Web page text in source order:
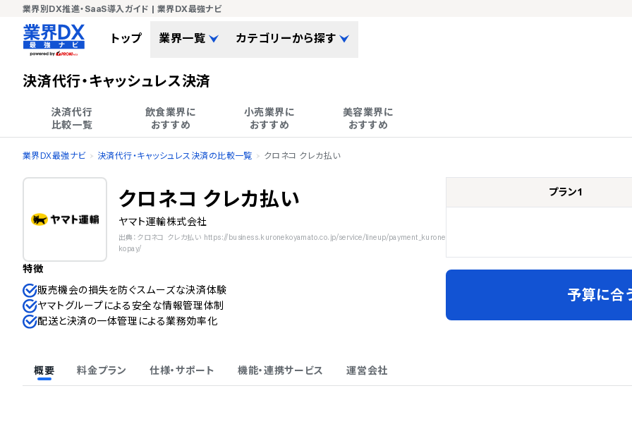
業界別DX推進・SaaS導入ガイド | 業界DX最強ナビ
トップ 業界一覧 カテゴリーから探す
決済代行・キャッシュレス決済
決済代行
比較一覧
飲食業界に
おすすめ
小売業界に
おすすめ
美容業界に
おすすめ
業界DX最強ナビ 決済代行・キャッシュレス決済の比較一覧 クロネコ クレカ払い
クロネコ クレカ払い
ヤマト運輸株式会社
出典：クロネコ クレカ払い https://business.kuronekoyamato.co.jp/service/lineup/payment_kurone
kopay/
特徴
販売機会の損失を防ぐスムーズな決済体験
ヤマトグループによる安全な情報管理体制
配送と決済の一体管理による業務効率化
プラン1
予算に合
概要 料金プラン 仕様・サポート 機能・連携サービス 運営会社